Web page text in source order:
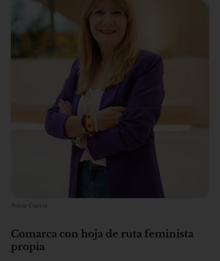
Sonia Guerra
Comarca con hoja de ruta feminista
propia